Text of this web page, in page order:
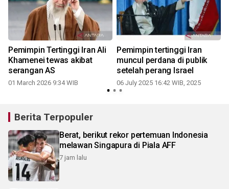
Pemimpin Tertinggi Iran Ali
Khamenei tewas akibat
serangan AS
01 March 2026 9:34 WIB
Pemimpin tertinggi Iran
muncul perdana di publik
setelah perang Israel
06 July 2025 16:42 WIB, 2025
Berita Terpopuler
Berat, berikut rekor pertemuan Indonesia
melawan Singapura di Piala AFF
7 jam lalu